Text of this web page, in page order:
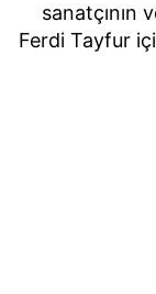
sanatçının
Ferdi Tayfur